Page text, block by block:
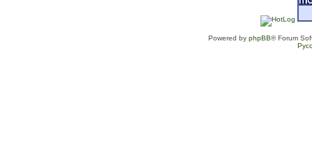
Powered by phpBB® Forum